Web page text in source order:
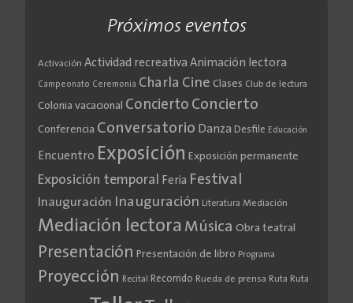
Próximos eventos
Activación Actividad recreativa Animación lectora
Campeonato Ceremonia Charla Cine Clases Club de lectura
Colonia vacacional Concierto Concierto
Conferencia Conversatorio Danza Desfile Educación
Encuentro Exposición Exposición permanente
Exposición temporal Feria Festival
Inauguración Inauguración Literatura Mediación
Mediación lectora Música Obra teatral
Presentación Presentación de libro Programa
Proyección Recital Recorrido Rueda de prensa Ruta Ruta